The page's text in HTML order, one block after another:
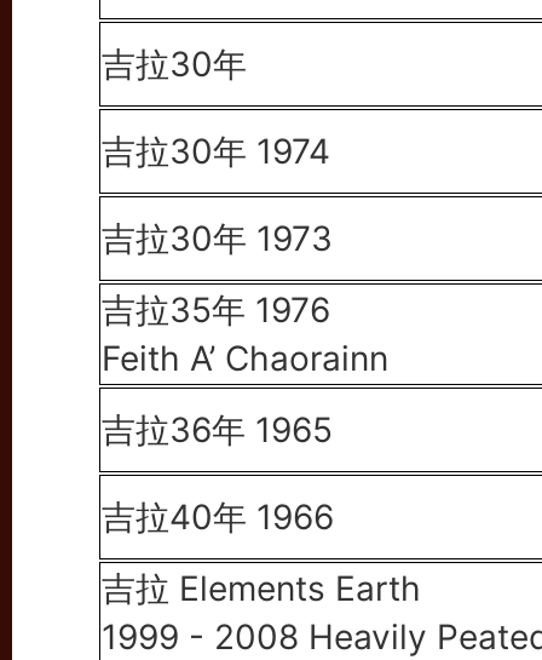
吉拉30年
吉拉30年 1974
吉拉30年 1973
吉拉35年 1976
Feith A’ Chaorainn
吉拉36年 1965
吉拉40年 1966
吉拉 Elements Earth
1999 - 2008 Heavily